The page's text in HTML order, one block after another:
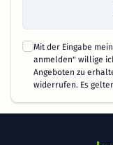
Mit der Eingabe
anmelden" willige
Angeboten zu
widerrufen. Es